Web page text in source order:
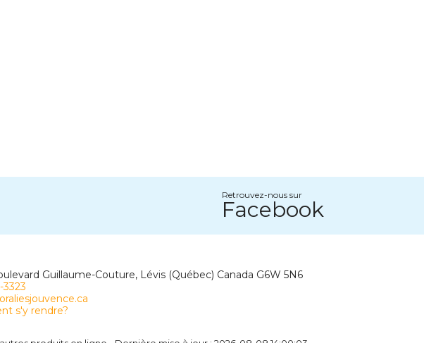
Retrouvez-nous sur
Facebook
Guillaume-Couture, Lévis (Québec) Canada G6W 5N6
s'y rendre?